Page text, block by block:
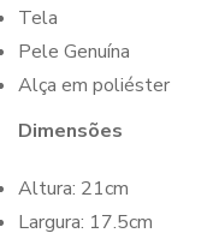
Tela
Pele Genuína
Alça em poliéster
Dimensões
Altura: 21cm
Largura: 17.5cm